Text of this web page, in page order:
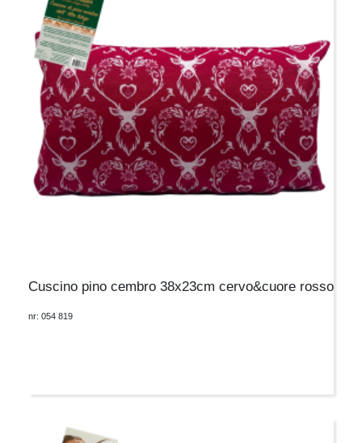
Cuscino pino cembro 38x23cm cervo&cuore rosso
nr: 054 819